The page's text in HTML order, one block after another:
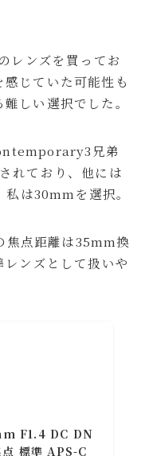
レンズを買ってお
じていた可能性も
しい選択でした。
兄弟
れており、他には
は30mmを選択。
焦点距離は35mm換
ンズとして扱いや
F1.4 DC DN
標準 APS-C